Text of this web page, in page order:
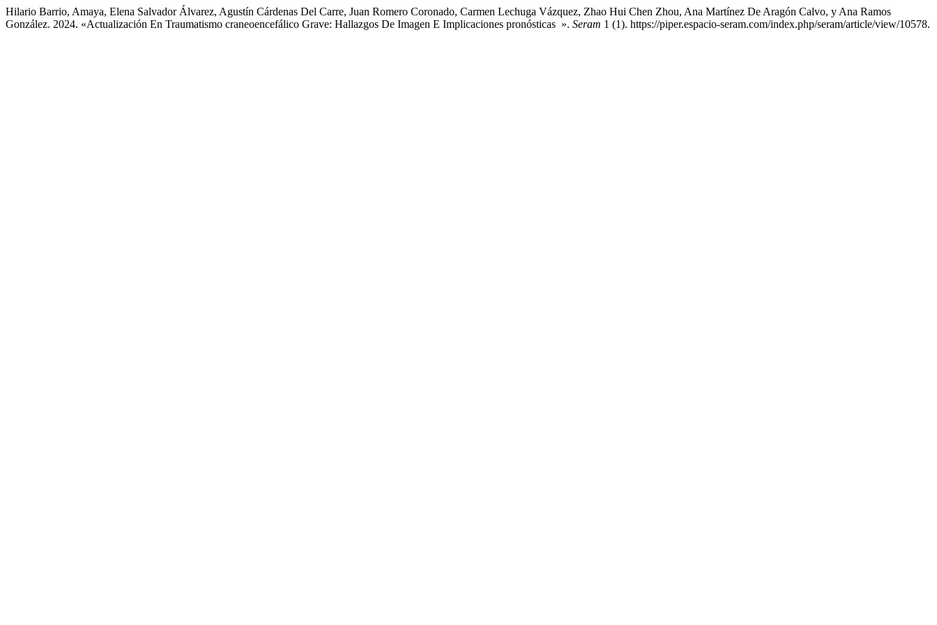
Hilario Barrio, Amaya, Elena Salvador Álvarez, Agustín Cárdenas Del Carre, Juan Romero Coronado, Carmen Lechuga Vázquez, Zhao Hui Chen Zhou, Ana Martínez De Aragón Calvo, y Ana Ramos
González. 2024. «Actualización En Traumatismo craneoencefálico Grave: Hallazgos De Imagen E Implicaciones pronósticas ». Seram 1 (1). https://piper.espacio-seram.com/index.php/seram/article/view/10578.